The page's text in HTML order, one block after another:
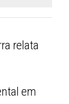
relata
em